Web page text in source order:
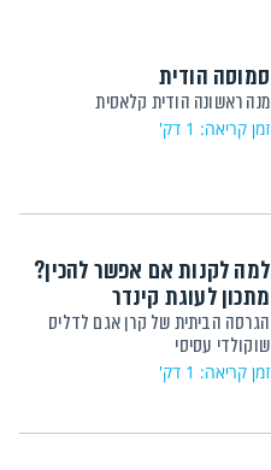
סמוסה הודית
מנה ראשונה הודית קלאסית
זמן קריאה: 1 דק'
למה לקנות אם אפשר להכין?
מתכון לעוגת קינדר
הגרסה הביתית של קרן אגם לדליס
שוקולדי עסיסי
זמן קריאה: 1 דק'